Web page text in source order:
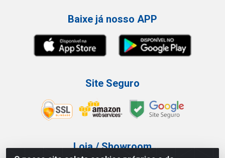
Baixe já nosso APP
Site Seguro
Loja / Showroom